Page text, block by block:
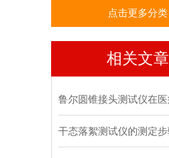
点击更多分类
相关文章